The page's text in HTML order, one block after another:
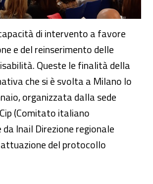
di intervento a favore
e del reinserimento delle
Queste le finalità della
che si è svolta a Milano lo
organizzata dalla sede
(Comitato italiano
Inail Direzione regionale
del protocollo